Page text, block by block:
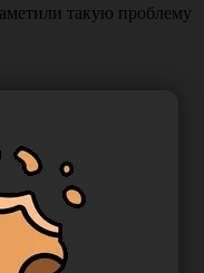
такую проблему
товара